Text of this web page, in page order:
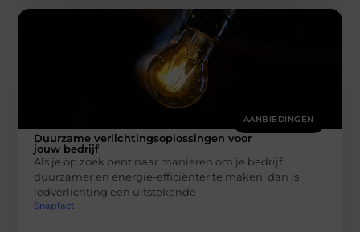
AANBIEDINGEN
Duurzame verlichtingsoplossingen voor
jouw bedrijf
Als je op zoek bent naar manieren om je bedrijf
duurzamer en energie-efficiënter te maken, dan is
ledverlichting een uitstekende
Snapfact